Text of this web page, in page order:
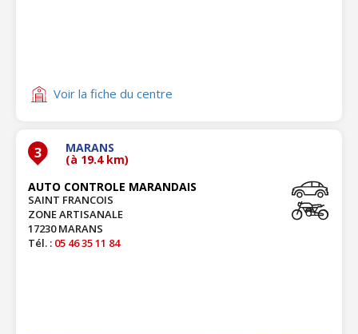
Voir la fiche du centre
3 MARANS
(à 19.4 km)
AUTO CONTROLE MARANDAIS
SAINT FRANCOIS
ZONE ARTISANALE
17230 MARANS
Tél. : 05 46 35 11 84